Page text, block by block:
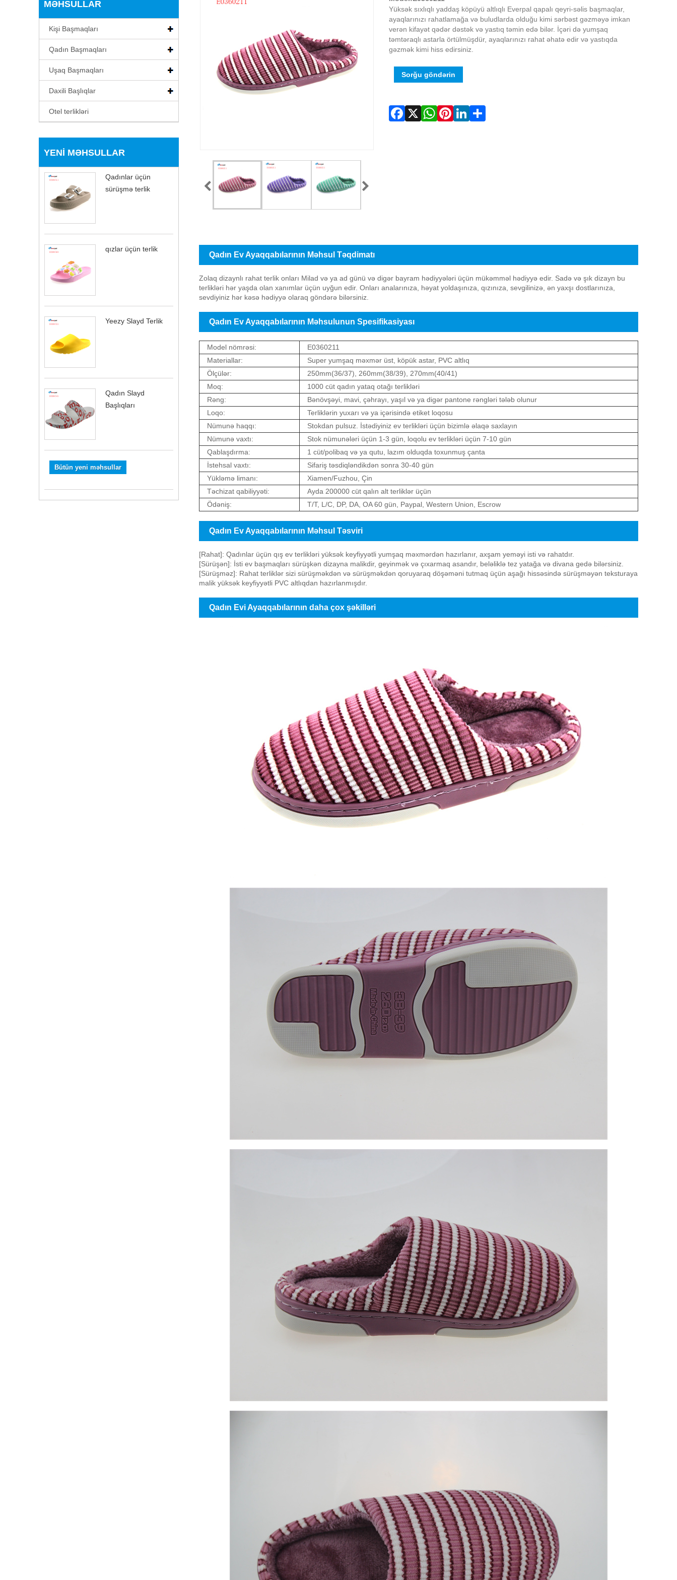
MƏHSULLAR
Kişi Başmaqları
Qadın Başmaqları
Uşaq Başmaqları
Daxili Başlıqlar
Otel terlikləri
YENI MƏHSULLAR
Qadınlar üçün
sürüşmə terlik
qızlar üçün terlik
Yeezy Slayd Terlik
Qadın Slayd
Başlıqları
Bütün yeni məhsullar
Yüksək sıxlıqlı yaddaş köpüyü altlıqlı Everpal qapalı qeyri-səlis başmaqlar,
ayaqlarınızı rahatlamağa və buludlarda olduğu kimi sərbəst gəzməyə imkan
verən kifayət qədər dəstək və yastıq təmin edə bilər. İçəri də yumşaq
təmtəraqlı astarla örtülmüşdür, ayaqlarınızı rahat əhatə edir və yastıqda
gəzmək kimi hiss edirsiniz.
Sorğu göndərin
Qadın Ev Ayaqqabılarının Məhsul Təqdimatı
Zolaq dizaynlı rahat terlik onları Milad və ya ad günü və digər bayram hədiyyələri üçün mükəmməl hədiyyə edir. Sadə və şık dizayn bu
terlikləri hər yaşda olan xanımlar üçün uyğun edir. Onları analarınıza, həyat yoldaşınıza, qızınıza, sevgilinizə, ən yaxşı dostlarınıza,
sevdiyiniz hər kəsə hədiyyə olaraq göndərə bilərsiniz.
Qadın Ev Ayaqqabılarının Məhsulunun Spesifikasiyası
Model nömrəsi:
E0360211
Materiallar:
Super yumşaq məxmər üst, köpük astar, PVC altlıq
Ölçülər:
250mm(36/37), 260mm(38/39), 270mm(40/41)
Moq:
1000 cüt qadın yataq otağı terlikləri
Rəng:
Bənövşəyi, mavi, çəhrayı, yaşıl və ya digər pantone rəngləri tələb olunur
Loqo:
Terliklərin yuxarı və ya içərisində etiket loqosu
Nümunə haqqı:
Stokdan pulsuz. İstədiyiniz ev terlikləri üçün bizimlə əlaqə saxlayın
Nümunə vaxtı:
Stok nümunələri üçün 1-3 gün, loqolu ev terlikləri üçün 7-10 gün
Qablaşdırma:
1 cüt/polibaq və ya qutu, lazım olduqda toxunmuş çanta
İstehsal vaxtı:
Sifariş təsdiqləndikdən sonra 30-40 gün
Yükləmə limanı:
Xiamen/Fuzhou, Çin
Təchizat qabiliyyəti:
Ayda 200000 cüt qalın alt terliklər üçün
Ödəniş:
T/T, L/C, DP, DA, OA 60 gün, Paypal, Western Union, Escrow
Qadın Ev Ayaqqabılarının Məhsul Təsviri
[Rahat]: Qadınlar üçün qış ev terlikləri yüksək keyfiyyətli yumşaq məxmərdən hazırlanır, axşam yeməyi isti və rahatdır.
[Sürüşən]: İsti ev başmaqları sürüşkən dizayna malikdir, geyinmək və çıxarmaq asandır, beləliklə tez yatağa və divana gedə bilərsiniz.
[Sürüşməz]: Rahat terliklər sizi sürüşməkdən və sürüşməkdən qoruyaraq döşəməni tutmaq üçün aşağı hissəsində sürüşməyən teksturaya
malik yüksək keyfiyyətli PVC altlıqdan hazırlanmışdır.
Qadın Evi Ayaqqabılarının daha çox şəkilləri